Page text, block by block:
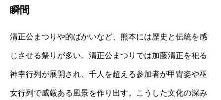
瞬間
清正公まつりや的ばかいなど、熊本には歴史と伝統を感
じさせる祭りが多い。清正公まつりでは加藤清正を祀る
神幸行列が展開され、千人を超える参加者が甲冑姿や巫
女行列で威厳ある風景を作り出す。こうした文化の深み